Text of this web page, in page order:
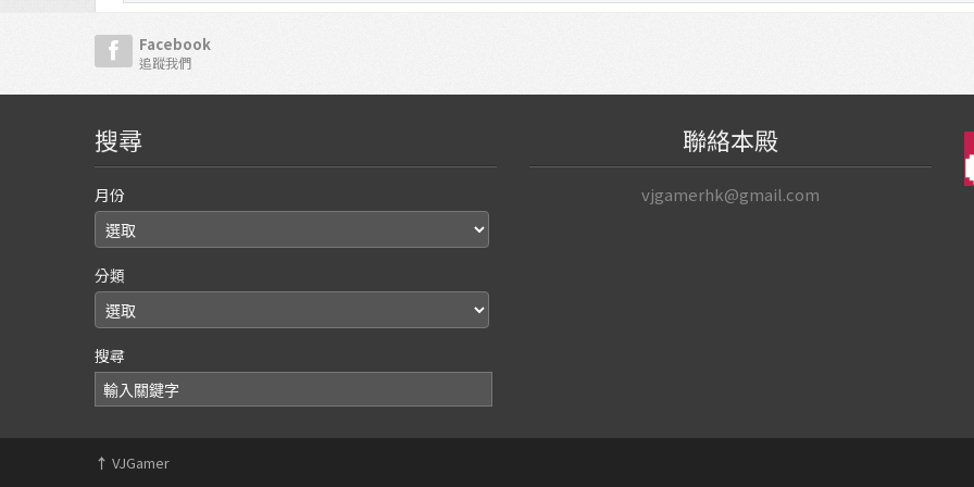
Facebook
追蹤我們
搜尋
月份
分類
搜尋
聯絡本殿
vjgamerhk@gmail.com
↑ VJGamer